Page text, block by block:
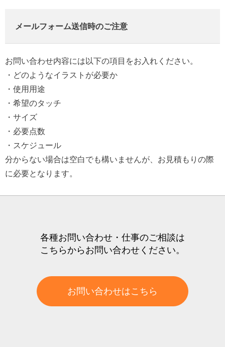
メールフォーム送信時のご注意
お問い合わせ内容には以下の項目をお入れください。
・どのようなイラストが必要か
・使用用途
・希望のタッチ
・サイズ
・必要点数
・スケジュール
分からない場合は空白でも構いませんが、お見積もりの際
に必要となります。
各種お問い合わせ・仕事のご相談は
こちらからお問い合わせください。
お問い合わせはこちら